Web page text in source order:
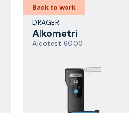
Back to work
DRÄGER
Alkometri
Alcotest 6000